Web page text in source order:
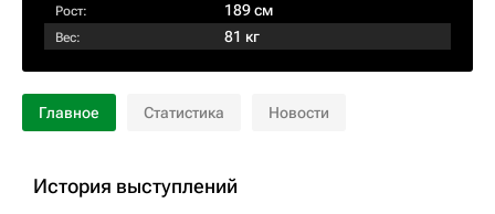
Рост: 189 см
Вес: 81 кг
Главное Статистика Новости
История выступлений